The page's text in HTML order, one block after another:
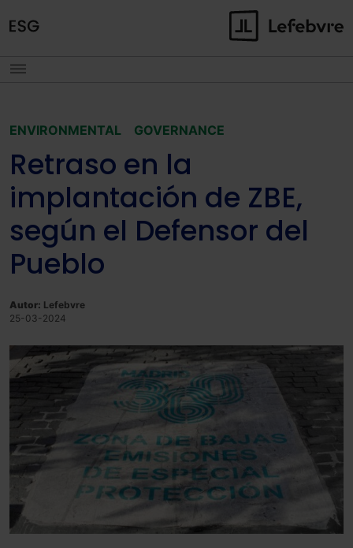
ENVIRONMENTAL GOVERNANCE
Retraso en la
implantación de ZBE,
según el Defensor del
Pueblo
Autor: Lefebvre
25-03-2024